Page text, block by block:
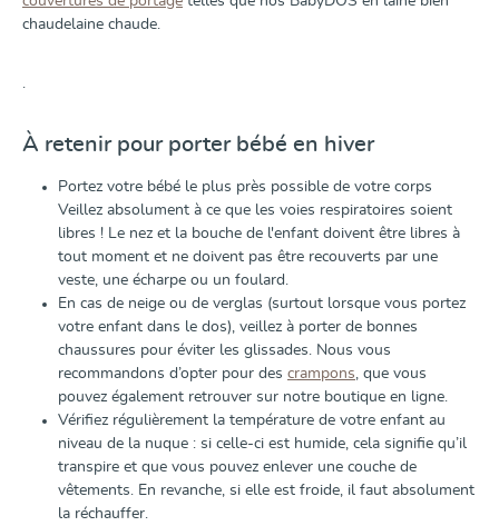
chaudelaine chaude.
.
À retenir pour porter bébé en hiver
Portez votre bébé le plus près possible de votre corps
Veillez absolument à ce que les voies respiratoires soient
libres ! Le nez et la bouche de l'enfant doivent être libres à
tout moment et ne doivent pas être recouverts par une
veste, une écharpe ou un foulard.
En cas de neige ou de verglas (surtout lorsque vous portez
votre enfant dans le dos), veillez à porter de bonnes
chaussures pour éviter les glissades. Nous vous
recommandons d’opter pour des crampons, que vous
pouvez également retrouver sur notre boutique en ligne.
Vérifiez régulièrement la température de votre enfant au
niveau de la nuque : si celle-ci est humide, cela signifie qu’il
transpire et que vous pouvez enlever une couche de
vêtements. En revanche, si elle est froide, il faut absolument
la réchauffer.